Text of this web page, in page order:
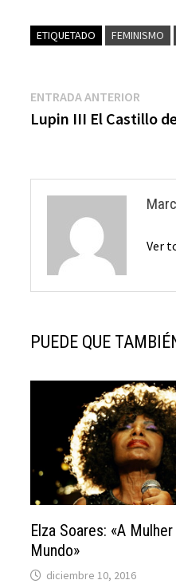
ETIQUETADO FEMINISMO
Navegación
de
ENTRADA ANTERIOR
Lupin III El Castillo
Ver
PUEDE QUE
Elza Soares: «A
Mundo»
diciembre 10, 2016